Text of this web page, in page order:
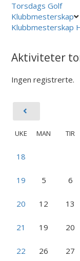
Torsdags Golf
Klubbmesterskap
Klubbmesterskap
Aktiviteter
Ingen registrerte.
UKE MAN TIR
18
19 5 6
20 12 13
21 19 20
22 26 27